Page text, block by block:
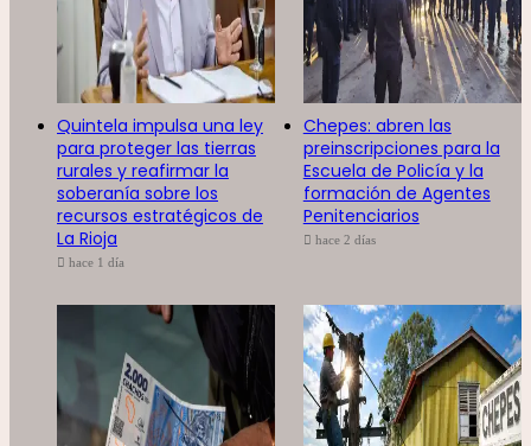
Quintela impulsa una ley
para proteger las tierras
rurales y reafirmar la
soberanía sobre los
recursos estratégicos de
La Rioja
hace 1 día
Chepes: abren las
preinscripciones para la
Escuela de Policía y la
formación de Agentes
Penitenciarios
hace 2 días